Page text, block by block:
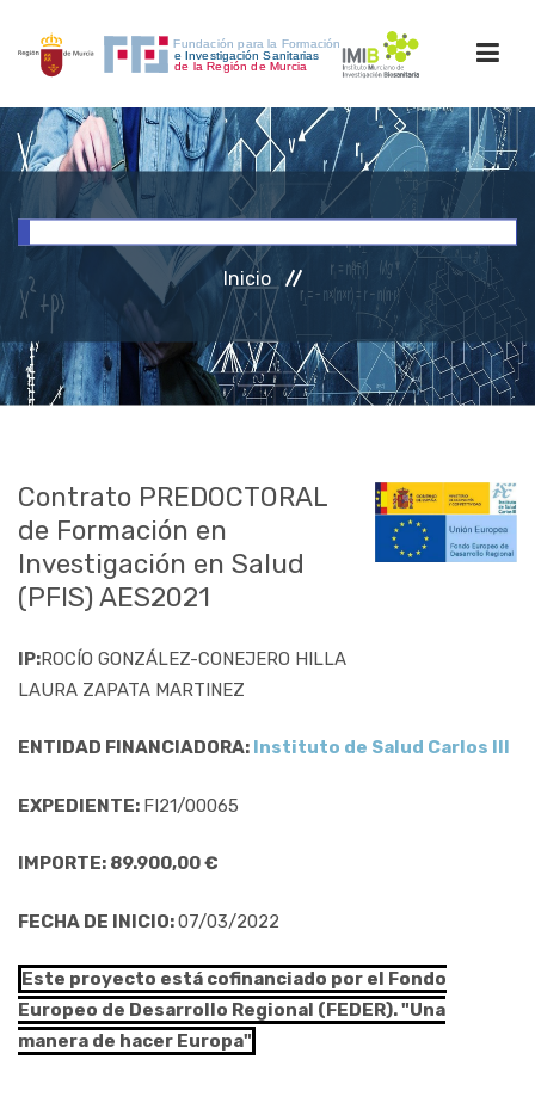
INICIO
INVESTIGACIÓN
RRHH
ACCESO PERSONAL
Inicio
Contrato PREDOCTORAL
de Formación en
Investigación en Salud
(PFIS) AES2021
IP:ROCÍO GONZÁLEZ-CONEJERO HILLA
LAURA ZAPATA MARTINEZ
ENTIDAD FINANCIADORA: Instituto de Salud Carlos III
EXPEDIENTE: FI21/00065
IMPORTE: 89.900,00 €
FECHA DE INICIO:07/03/2022
Este proyecto está cofinanciado por el Fondo
Europeo de Desarrollo Regional (FEDER). "Una
manera de hacer Europa"